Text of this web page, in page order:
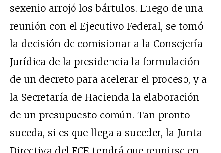
sexenio arrojó los bártulos. Luego de una
reunión con el Ejecutivo Federal, se tomó
la decisión de comisionar a la Consejería
Jurídica de la presidencia la formulación
de un decreto para acelerar el proceso, y a
la Secretaría de Hacienda la elaboración
de un presupuesto común. Tan pronto
suceda, si es que llega a suceder, la Junta